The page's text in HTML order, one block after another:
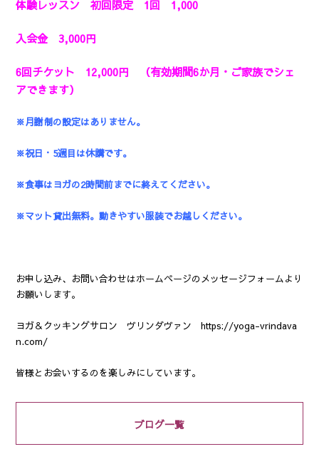
体験レッスン 初回限定 1回 1,000
入会金 3,000円
6回チケット 12,000円 （有効期間6か月・ご家族でシェ
アできます）
※月謝制の設定はありません。
※祝日・5週目は休講です。
※食事はヨガの2時間前までに終えてください。
※マット貸出無料。動きやすい服装でお越しください。
お申し込み、お問い合わせはホームページのメッセージフォームより
お願いします。
ヨガ＆クッキングサロン ヴリンダヴァンhttps://yoga-vrindava
n.com/
皆様とお会いするのを楽しみにしています。
ブログ一覧